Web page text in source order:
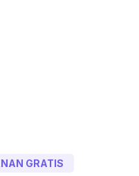
GRATIS